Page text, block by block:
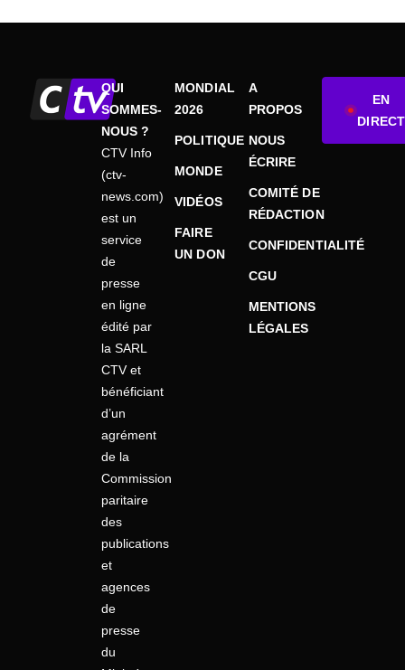
QUI
SOMMES-
NOUS ?
CTV Info
(ctv-
news.com)
est un
service
de
presse
en ligne
édité par
la SARL
CTV et
bénéficiant
d’un
agrément
de la
Commission
paritaire
des
publications
et
agences
de
presse
du
MONDIAL
2026
POLITIQUE
MONDE
VIDÉOS
FAIRE
UN DON
A
PROPOS
NOUS
ÉCRIRE
COMITÉ DE
RÉDACTION
CONFIDENTIALITÉ
CGU
MENTIONS
LÉGALES
EN
DIRECT